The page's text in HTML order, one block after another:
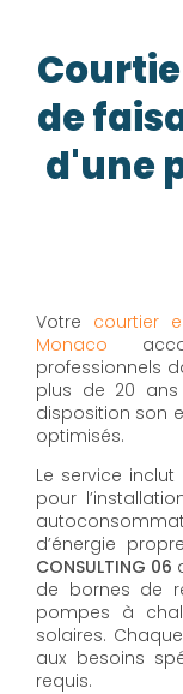
de
d'une
Votre courtier
Monaco
professionnels
plus de 20 ans
disposition son
optimisés.
Le service
pour
d’énergie
CONSULTING 06
de bornes de
pompes à
solaires.
aux besoins
requis.